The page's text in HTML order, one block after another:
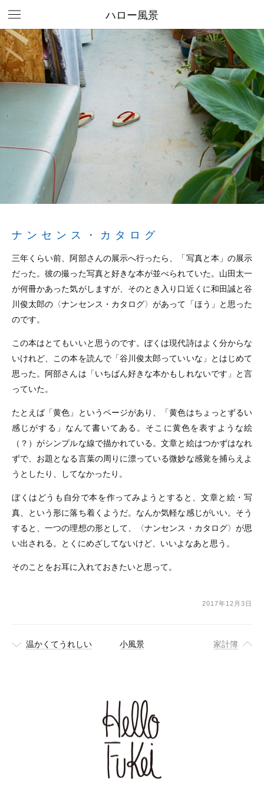
ハロー風景
ナンセンス・カタログ
三年くらい前、阿部さんの展示へ行ったら、「写真と本」の展示
だった。彼の撮った写真と好きな本が並べられていた。山田太一
が何冊かあった気がしますが、そのとき入り口近くに和田誠と谷
川俊太郎の〈ナンセンス・カタログ〉があって「ほう」と思った
のです。
この本はとてもいいと思うのです。ぼくは現代詩はよく分からな
いけれど、この本を読んで「谷川俊太郎っていいな」とはじめて
思った。阿部さんは「いちばん好きな本かもしれないです」と言
っていた。
たとえば「黄色」というページがあり、「黄色はちょっとずるい
感じがする」なんて書いてある。そこに黄色を表すような絵
（？）がシンプルな線で描かれている。文章と絵はつかずはなれ
ずで、お題となる言葉の周りに漂っている微妙な感覚を捕らえよ
うとしたり、してなかったり。
ぼくはどうも自分で本を作ってみようとすると、文章と絵・写
真、という形に落ち着くようだ。なんか気軽な感じがいい。そう
すると、一つの理想の形として、〈ナンセンス・カタログ〉が思
い出される。とくにめざしてないけど、いいよなあと思う。
そのことをお耳に入れておきたいと思って。
2017年12月3日
温かくてうれしい 小風景 家計簿